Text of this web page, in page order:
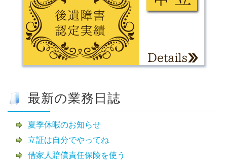
最新の業務日誌
夏季休暇のお知らせ
立証は自分でやってね
借家人賠償責任保険を使う